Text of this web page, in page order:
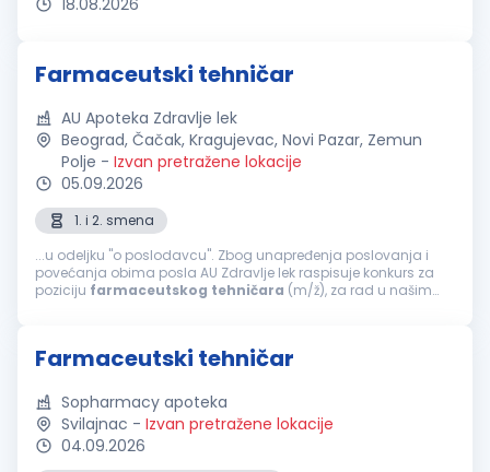
18.08.2026
Farmaceutski tehničar
AU Apoteka Zdravlje lek
Beograd, Čačak, Kragujevac, Novi Pazar, Zemun
Polje - Izvan pretražene lokacije
05.09.2026
1. i 2. smena
...u odeljku "o poslodavcu". Zbog unapređenja poslovanja i
povećanja obima posla AU Zdravlje lek raspisuje konkurs za
poziciju farmaceutskog tehničara (m/ž), za rad u našim
Farmaceutski tehničar
Sopharmacy apoteka
Svilajnac - Izvan pretražene lokacije
04.09.2026